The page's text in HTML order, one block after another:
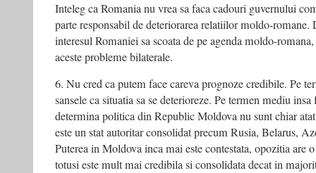
Inteleg ca Romania nu vrea sa faca cadouri guvernului
parte responsabil de deteriorarea relatiilor moldo-
interesul Romaniei sa scoata de pe agenda moldo-
aceste probleme bilaterale.
6. Nu cred ca putem face careva prognoze credibile. Pe
sansele ca situatia sa se deterioreze. Pe termen mediu
determina politica din Republic Moldova nu sunt chiar
este un stat autoritar consolidat precum Rusia, Belarus,
Puterea in Moldova inca mai este contestata, opozitia are
totusi este mult mai credibila si consolidata decat in